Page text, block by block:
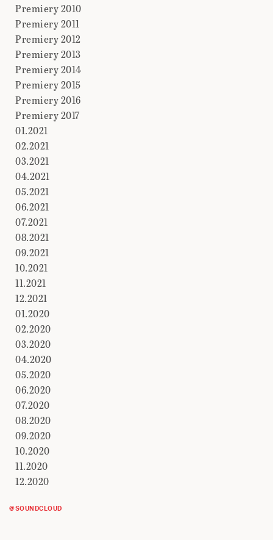
Premiery 2010
Premiery 2011
Premiery 2012
Premiery 2013
Premiery 2014
Premiery 2015
Premiery 2016
Premiery 2017
01.2021
02.2021
03.2021
04.2021
05.2021
06.2021
07.2021
08.2021
09.2021
10.2021
11.2021
12.2021
01.2020
02.2020
03.2020
04.2020
05.2020
06.2020
07.2020
08.2020
09.2020
10.2020
11.2020
12.2020
@SOUNDCLOUD